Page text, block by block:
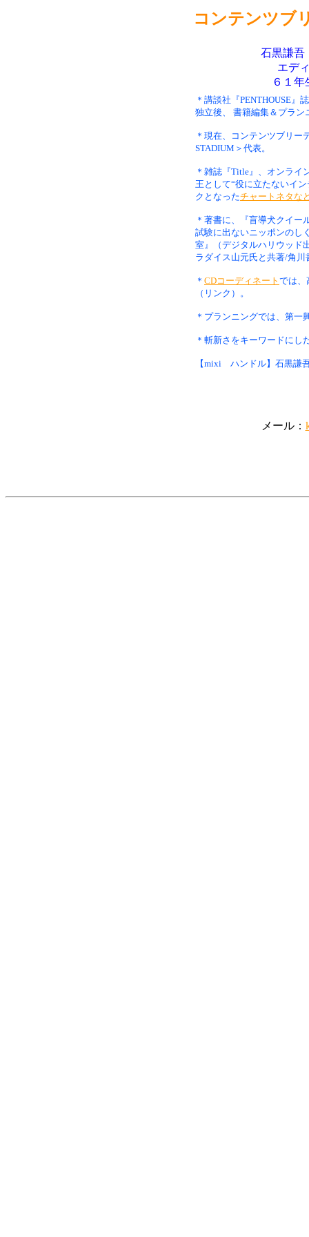
コンテンツブ
石黒謙吾
エデ
６１
＊講談社『PENTHOUSE』
独立後、 書籍編集＆プラン
＊現在、コンテンツブリー
STADIUM＞代表。
＊雑誌『Title』、オンライ
王として“役に立たないイ
クとなったチャートネタな
＊著書に、『盲導犬クイ
試験に出ないニッポンのし
室』（デジタルハリウッド
ラダイス山元氏と共著/角川
＊ CDコーディネート では、
（リンク）。
＊プランニングでは、第一
＊斬新さをキーワードにし
【mixi ハンドル】石黒謙
メール：